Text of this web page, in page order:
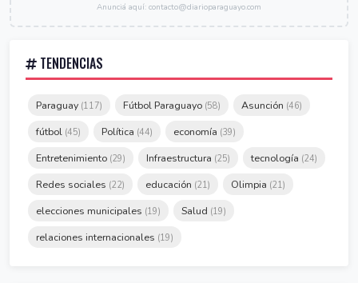
Anunciá aquí: contacto@diarioparaguayo.com
TENDENCIAS
Paraguay (117) Fútbol Paraguayo (58) Asunción (46)
fútbol (45) Política (44) economía (39)
Entretenimiento (29) Infraestructura (25) tecnología (24)
Redes sociales (22) educación (21) Olimpia (21)
elecciones municipales (19) Salud (19)
relaciones internacionales (19)